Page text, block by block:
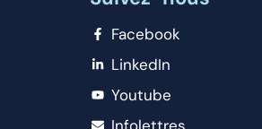
Facebook
LinkedIn
Youtube